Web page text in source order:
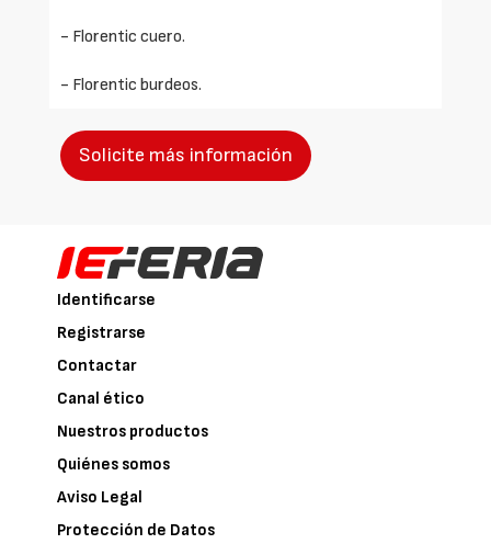
- Florentic cuero.
- Florentic burdeos.
Solicite más información
Identificarse
Registrarse
Contactar
Canal ético
Nuestros productos
Quiénes somos
Aviso Legal
Protección de Datos